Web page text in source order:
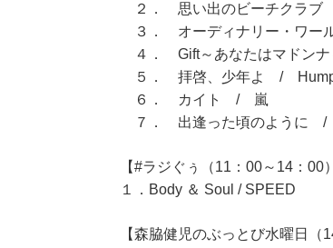
２． 思い出のビーチクラ
３． オーディナリー・ワー
４． Gift～あなたはマドン
５． 拝啓、少年よ /
６． カイト / 嵐
７． 出逢った頃のように /
【#ラジぐぅ（11：00～14：00
１．Body ＆ Soul / SPEED
【森脇健児のぶっとび水曜日（